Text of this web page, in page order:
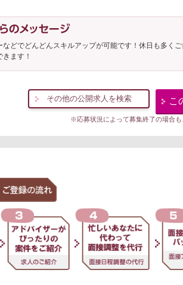
どでどんどんスキルアップが可能です！休日も多くご
ます！
その他の公開求人を検索 こ
※応募状況によって募集終了の場合